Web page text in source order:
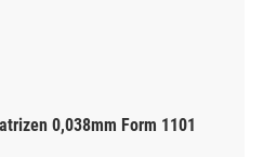
0,038mm Form 1101